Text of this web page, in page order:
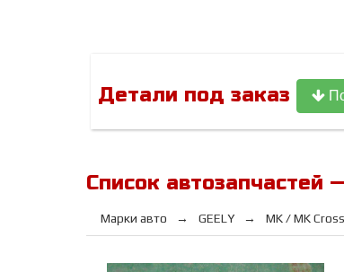
Детали под заказ
Список автозапчастей
Марки авто GEELY MK / MK Cross